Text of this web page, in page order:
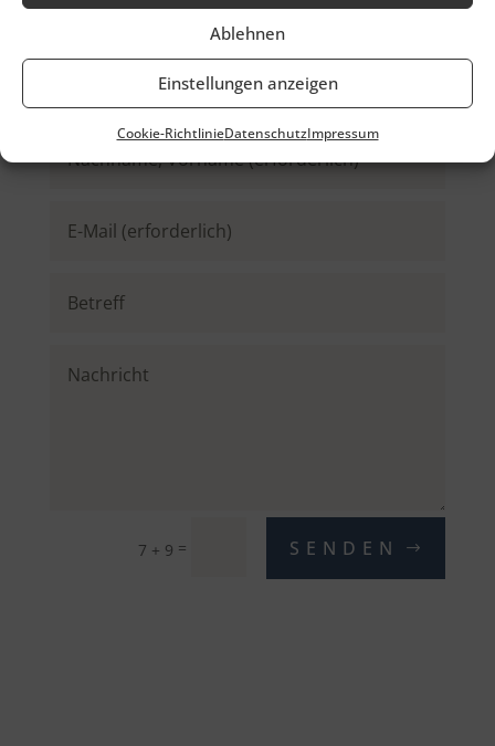
Ablehnen
Einstellungen anzeigen
Cookie-RichtlinieDatenschutzImpressum
7 + 9 = SENDEN